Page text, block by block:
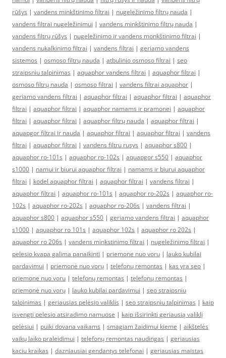
rūšys | vandens minkštinimo filtrai | nugeležinimo filtrų nauda |
vandens filtrai nugeležinimui | vandens minkštinimo filtrų nauda |
vandens filtrų rūšys | nugeležinimo ir vandens monkštinimo filtrai |
vandens nukalkinimo filtrai | vandens filtrai | geriamo vandens
sistemos | osmoso filtrų nauda | atbulinio osmoso filtrai | seo
straipsniu talpinimas | aquaphor vandens filtrai | aquaphor filtrai |
osmoso filtrų nauda | osmoso filtrai | vandens filtrai aquaphor |
geriamo vandens filtrai | aquaphor filtrai | aquaphor filtrai | aquaphor
filtrai | aquaphor filtrai | aquaphor namams ir pramonei | aquaphor
filtrai | aquaphor filtrai | aquaphor filtrų nauda | aquaphor filtrai |
aquapgor filtrai ir nauda | aquaphor filtrai | aquaphor filtrai | vandens
filtrai | aquaphor filtrai | vandens filtru rusys | aquaphor s800 |
aquaphor ro-101s | aquaphor ro-102s | aquapgor s550 | aquaphor
s1000 | namui ir biurui aquaphor filtrai | namams ir biurui aquaphor
filtrai | kodel aquaphor filtrai | aquaphor filtrai | vandens filtrai |
aquaphor filtrai | aquaphor ro-101s | aquaphor ro-202s | aquaphor ro-
102s | aquaphor ro-202s | aquaphor ro-206s | vandens filtrai |
aquaphor s800 | aquaphor s550 | geriamo vandens filtrai | aquaphor
s1000 | aquaphor ro 101s | aquaphor 102s | aquaphor ro 202s |
aquaphor ro 206s | vandens minkstinimo filtrai | nugeležinimo filtrai |
pelesio kvapa galima panaikinti | priemone nuo voru | lauko kubilai
pardavimui | priemonė nuo vorų | telefonų remontas | kas yra seo |
priemone nuo voru | telefonų remontas | telefonų remontas |
priemonė nuo vorų | lauko kubilai pardavimui | seo straipsniu
talpinimas | geriausias pelėsio valiklis | seo straipsniu talpinimas | kaip
isvengti pelesio atsiradimo namuose | kaip išsirinkti geriausią valiklį
pelėsiui | puiki dovana vaikams | smagiam žaidimui kieme | aikštelės
vaikų laiko praleidimui | telefonų remontas naudingas | geriausias
kaciu kraikas | dazniausiai gendantys telefonai | geriausias maistas